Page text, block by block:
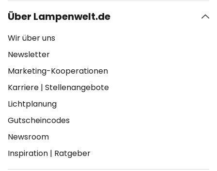
Über Lampenwelt.de
Wir über uns
Newsletter
Marketing-Kooperationen
Karriere | Stellenangebote
Lichtplanung
Gutscheincodes
Newsroom
Inspiration | Ratgeber